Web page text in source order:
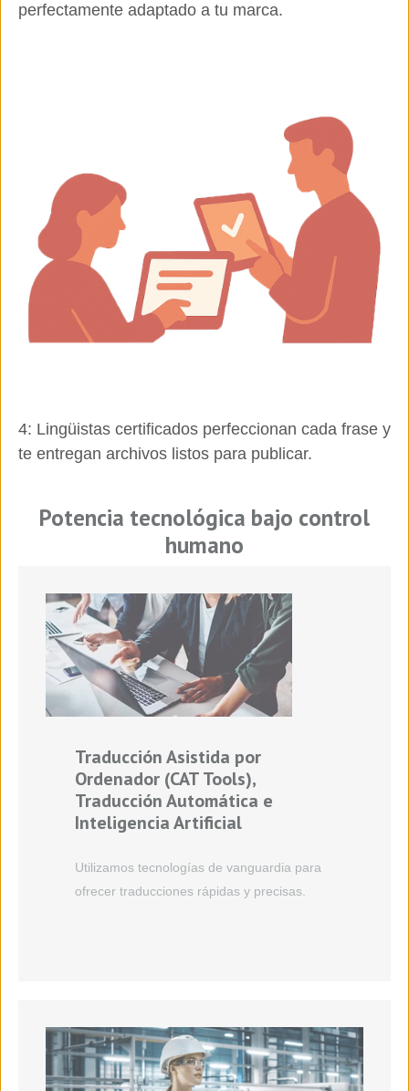
perfectamente adaptado a tu marca.
4: Lingüistas certificados perfeccionan cada frase y
te entregan archivos listos para publicar.
Potencia tecnológica bajo control
humano
Traducción Asistida por
Ordenador (CAT Tools),
Traducción Automática e
Inteligencia Artificial
Utilizamos tecnologías de vanguardia para
ofrecer traducciones rápidas y precisas.